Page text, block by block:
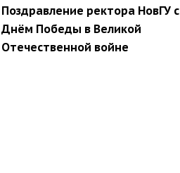
Поздравление ректора НовГУ с
Днём Победы в Великой
Отечественной войне